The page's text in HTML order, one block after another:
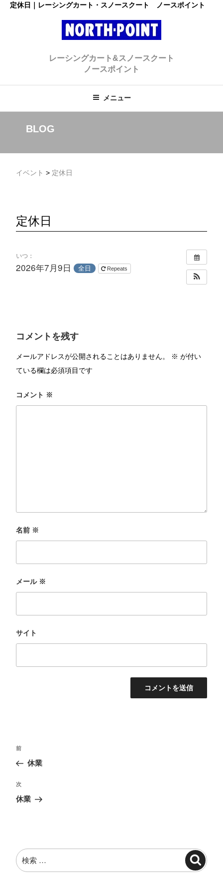
定休日｜レーシングカート・スノースクート ノースポイント
ト ノースポイント
レーシングカート&スノースクート
ノースポイント
メニュー
BLOG
イベント > 定休日
定休日
いつ：
2026年7月9日 全日 Repeats
コメントを残す
メールアドレスが公開されることはありません。 ※ が付い
ている欄は必須項目です
コメント ※
名前 ※
メール ※
サイト
投
ビ
ゲ
ン
過
去
投
稿
前
休業
次
の
次
休業
検
索:
検
索